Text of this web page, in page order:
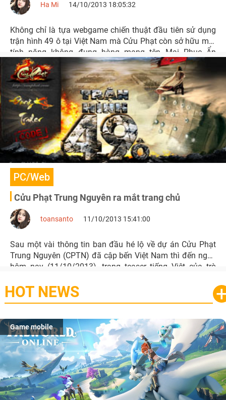
Ha Mi 14/10/2013 18:05:32
Không chỉ là tựa webgame chiến thuật đầu tiên sử dụng
trận hình 49 ô tại Việt Nam mà Cửu Phạt còn sở hữu một
tính năng không đụng hàng mang tên Mai Phục Ẩn
Tướng.
PC/Web
Cửu Phạt Trung Nguyên ra mắt trang chủ
toansanto 11/10/2013 15:41:00
Sau một vài thông tin ban đầu hé lộ về dự án Cửu Phạt
Trung Nguyên (CPTN) đã cập bến Việt Nam thì đến ngày
hôm nay (11/10/2013), trang teaser tiếng Việt của trò
HOT NEWS
Game mobile